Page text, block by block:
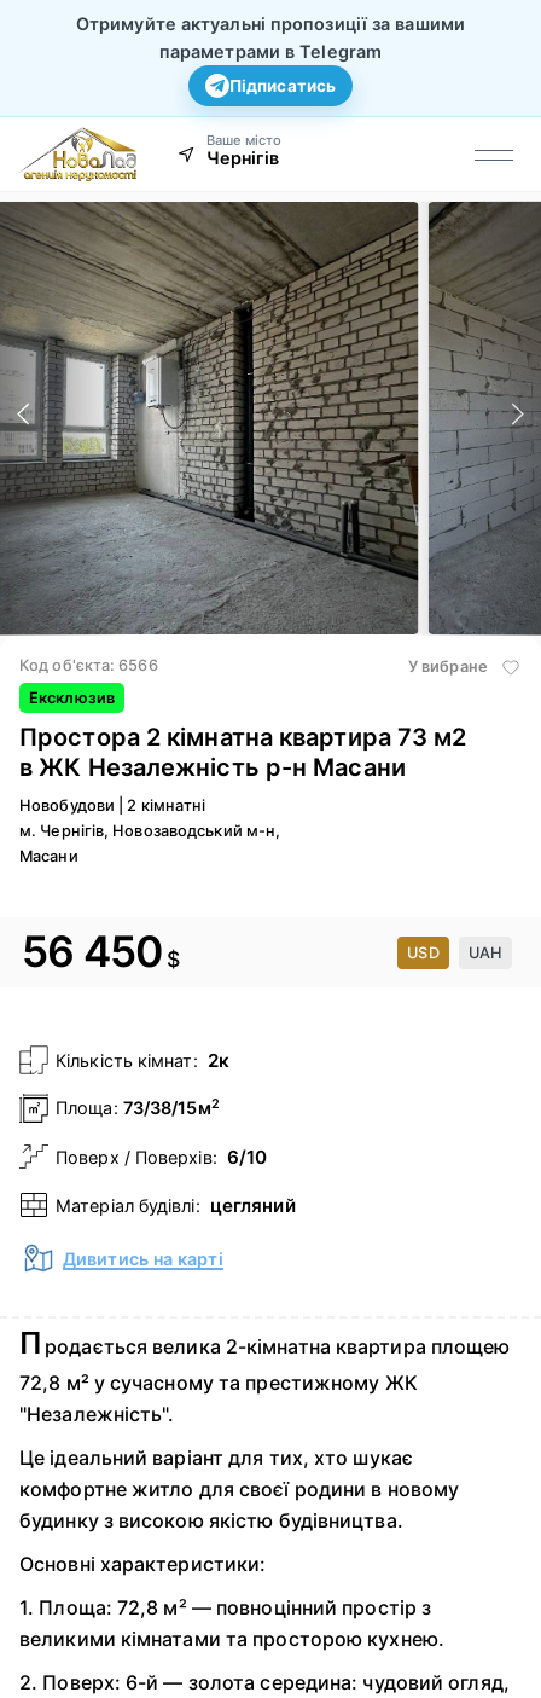
Отримуйте актуальні пропозиції за вашими
параметрами в Telegram
Підписатись
Ваше місто
Чернігів
Код об'єкта: 6566
У вибране
Ексклюзив
Простора 2 кімнатна квартира 73 м2
в ЖК Незалежність р-н Масани
Новобудови |2 кімнатні
м. Чернігів, Новозаводський м-н,
Масани
56 450 $ USD UAH
Кількість кімнат: 2к
Площа: 73/38/15м2
Поверх / Поверхів: 6/10
Матеріал будівлі: цегляний
Дивитись на карті
П родається велика 2-кімнатна квартира площею
72,8 м² у сучасному та престижному ЖК
"Незалежність".
Це ідеальний варіант для тих, хто шукає
комфортне житло для своєї родини в новому
будинку з високою якістю будівництва.
Основні характеристики:
1. Площа: 72,8 м² — повноцінний простір з
великими кімнатами та просторою кухнею.
2. Поверх: 6-й — золота середина: чудовий огляд,